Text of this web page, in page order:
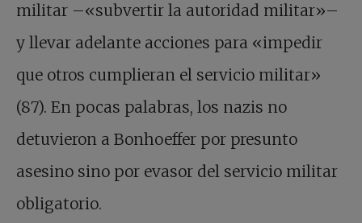
militar –«subvertir la autoridad militar»–
y llevar adelante acciones para «impedir
que otros cumplieran el servicio militar»
(87). En pocas palabras, los nazis no
detuvieron a Bonhoeffer por presunto
asesino sino por evasor del servicio militar
obligatorio.